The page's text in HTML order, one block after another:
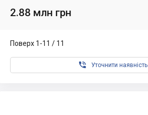
2.88 млн грн
Поверх 1-11 / 11
 Уточнити наявність